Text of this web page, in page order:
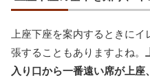
上座下座を案内するときに
張することもありますよね。
入り口から一番遠い席が上座